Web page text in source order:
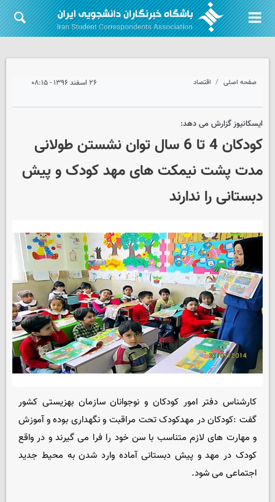
صفحه اصلی اقتصاد ۲۶ اسفند ۱۳۹۶ - ۰۸:۱۵
ایسکانیوز گزارش می دهد:
کودکان 4 تا 6 سال توان نشستن طولانی
مدت پشت نیمکت های مهد کودک و پیش
دبستانی را ندارند
کارشناس دفتر امور کودکان و نوجوانان سازمان بهزیستی کشور
گفت :کودکان در مهدکودک تحت مراقبت و نگهداری بوده و آموزش
و مهارت های لازم متناسب با سن خود را فرا می گیرند و در واقع
کودک در مهد و پیش دبستانی آماده وارد شدن به محیط جدید
اجتماعی می شود.